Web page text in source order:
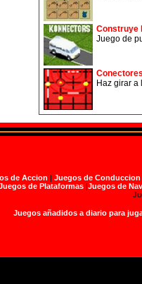
Construye
Juego de
Conectores
Haz girar a
de Accion | Juegos de Conduccion
de Plataformas|Juegos de
Juegos añadidos a diario para